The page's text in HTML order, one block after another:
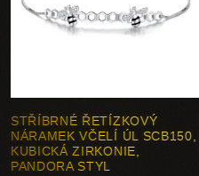
STŘÍBRNÉ ŘETÍZKOVÝ
NÁRAMEK VČELÍ ÚL SCB150,
KUBICKÁ ZIRKONIE,
PANDORA STYL